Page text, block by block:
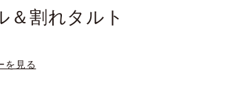
＆割れタルト
を見る